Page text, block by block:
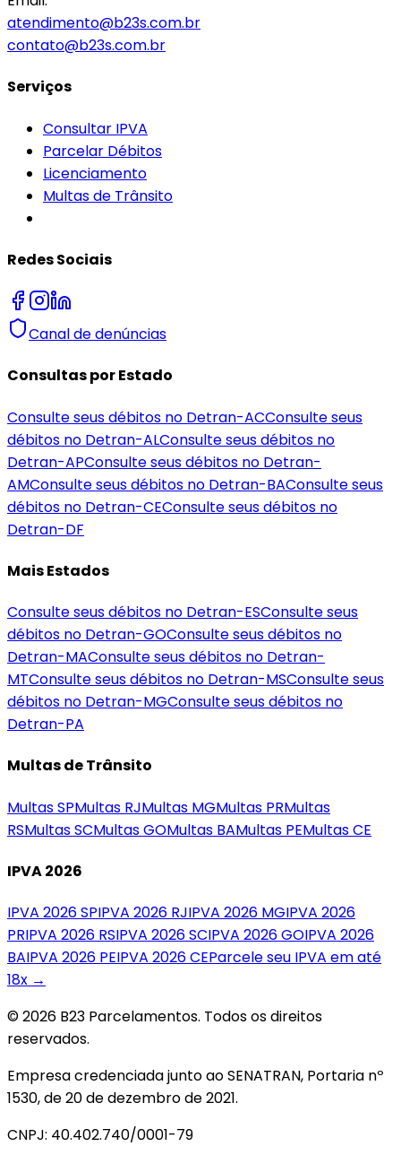
atendimento@b23s.com.br
contato@b23s.com.br
Serviços
Consultar IPVA
Parcelar Débitos
Licenciamento
Multas de Trânsito
Redes Sociais
Canal de denúncias
Consultas por Estado
Consulte seus débitos no Detran-ACConsulte seus
débitos no Detran-ALConsulte seus débitos no
Detran-APConsulte seus débitos no Detran-
AMConsulte seus débitos no Detran-BAConsulte seus
débitos no Detran-CEConsulte seus débitos no
Detran-DF
Mais Estados
Consulte seus débitos no Detran-ESConsulte seus
débitos no Detran-GOConsulte seus débitos no
Detran-MAConsulte seus débitos no Detran-
MTConsulte seus débitos no Detran-MSConsulte seus
débitos no Detran-MGConsulte seus débitos no
Detran-PA
Multas de Trânsito
MultasSPMultas RJMultas MGMultas PRMultas
RSMultasSCMultasGOMultas BAMultas PEMultasCE
IPVA 2026
IPVA 2026SPIPVA 2026 RJIPVA 2026 MGIPVA 2026
PRIPVA 2026 RSIPVA 2026SCIPVA 2026GOIPVA 2026
BAIPVA 2026 PEIPVA 2026CEParcele seu IPVA em até
18x →
© 2026 B23 Parcelamentos. Todos os direitos
reservados.
Empresa credenciada junto ao SENATRAN, Portaria nº
1530, de 20 de dezembro de 2021.
CNPJ: 40.402.740/0001-79